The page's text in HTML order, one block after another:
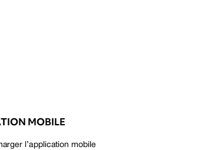
MOBILE
l’application mobile